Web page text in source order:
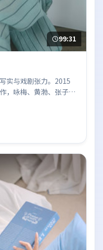
99:31
实与戏剧张力。2015
，咏梅、黄渤、张子
影像风格统一，配乐与